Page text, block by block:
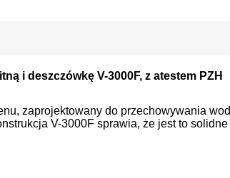
i deszczówkę V-3000F, z atestem PZH
zaprojektowany do przechowywania
V-3000F sprawia, że jest to